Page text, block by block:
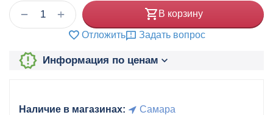
+
− В корзину
Отложить Задать вопрос
Информация по ценам
Наличие в магазинах:
Самара